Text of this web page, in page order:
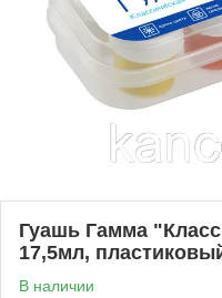
Гуашь Гамма
17,5мл,
В наличии